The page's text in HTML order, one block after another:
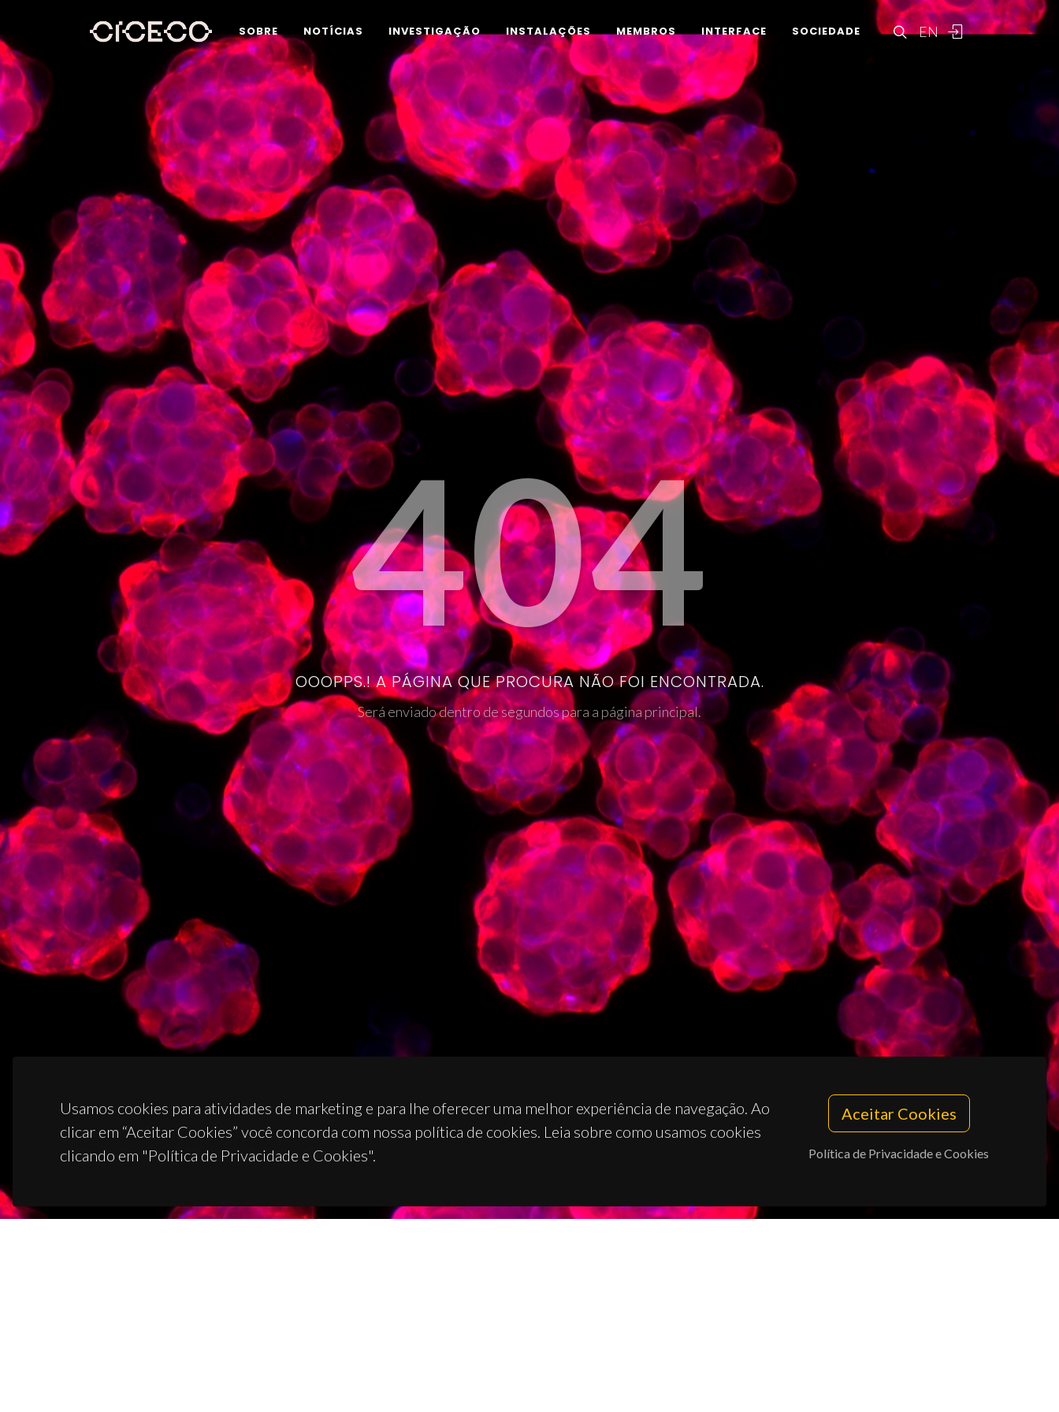
EN
SOBRE NOTÍCIAS INVESTIGAÇÃO INSTALAÇÕES MEMBROS INTERFACE SOCIEDADE
404
OOOPPS.! A PÁGINA QUE PROCURA NÃO FOI ENCONTRADA.
Será enviado dentro de segundos para a página principal.
Usamos cookies para atividades de marketing e para lhe oferecer uma melhor experiência de navegação. Ao
clicar em “Aceitar Cookies” você concorda com nossa política de cookies. Leia sobre como usamos cookies
clicando em "Política de Privacidade e Cookies".
Aceitar Cookies
Política de Privacidade e Cookies